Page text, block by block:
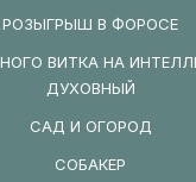
РОЗЫГРЫШ В ФОРОСЕ
ВИТКА НА
ДУХОВНЫЙ
САД И ОГОРОД
СОБАКЕР